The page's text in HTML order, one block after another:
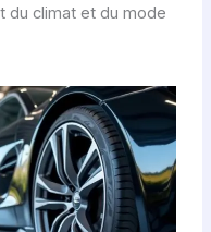
du climat et du mode